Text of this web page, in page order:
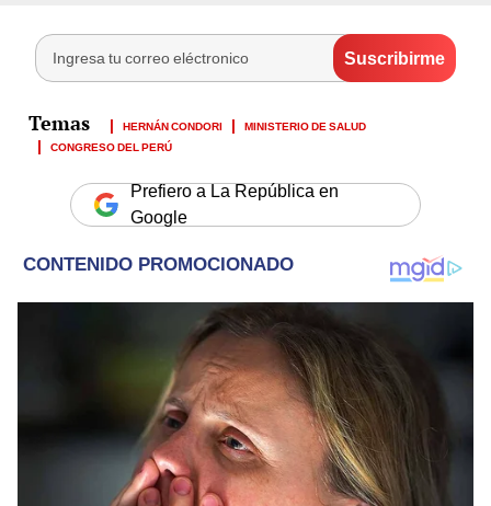
HERNÁN CONDORI
MINISTERIO DE SALUD
CONGRESO DEL PERÚ
Prefiero a La República en
Google